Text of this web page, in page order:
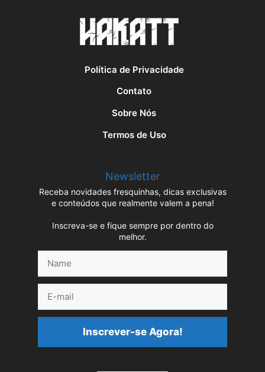
Política de Privacidade
Contato
Sobre Nós
Termos de Uso
Newsletter
Receba novidades fresquinhas, dicas exclusivas
e conteúdos que realmente valem a pena!
Inscreva-se e fique sempre por dentro do
melhor.
mail
Inscrever-se Agora!